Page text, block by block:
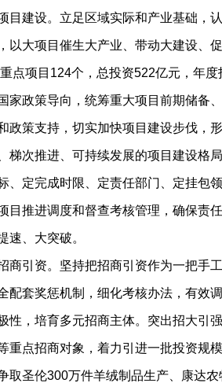
建设。立足区域实际和产业基础，认
以大项目催生大产业、带动大建设、
点项目124个，总投资522亿元，年
家政策导向，统筹重大项目前期储备
政策支持，切实加快项目建设步伐，
梯次推进、可持续发展的项目建设格
、定完成时限、定责任部门、定挂包
目推进调度和督查考核管理，确保责
速、大突破。
引资。坚持把招商引资作为一把手工
配套奖惩机制，细化考核办法，有效
性，培育多元招商主体。突出招大引
重点招商对象，着力引进一批投资规
取圣伦300万件羊绒制品生产、康达